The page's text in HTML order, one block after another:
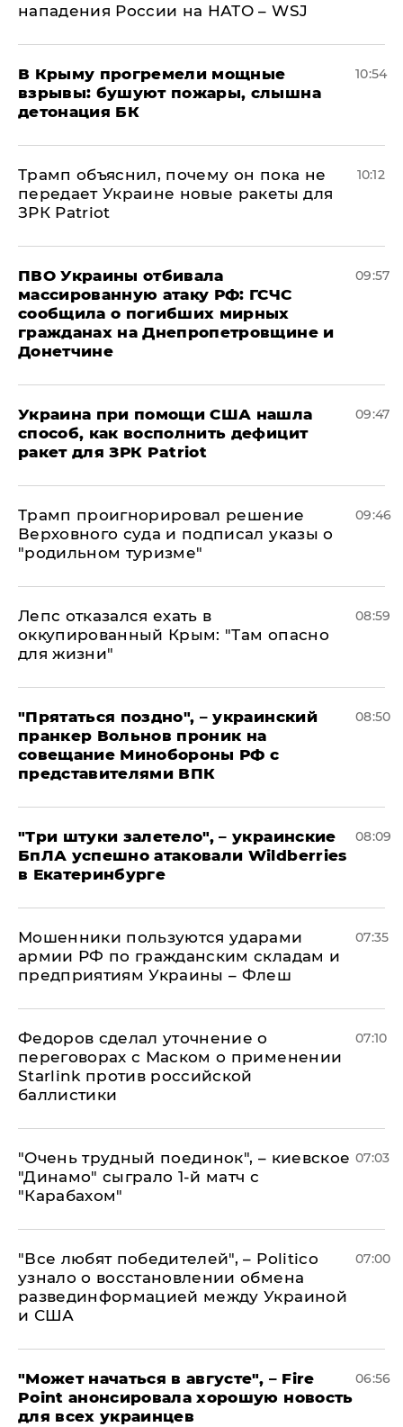
нападения России на НАТО – WSJ
В Крыму прогремели мощные
взрывы: бушуют пожары, слышна
детонация БК
10:54
Трамп объяснил, почему он пока не
передает Украине новые ракеты для
ЗРК Patriot
10:12
ПВО Украины отбивала
массированную атаку РФ: ГСЧС
сообщила о погибших мирных
гражданах на Днепропетровщине и
Донетчине
09:57
Украина при помощи США нашла
способ, как восполнить дефицит
ракет для ЗРК Patriot
09:47
Трамп проигнорировал решение
Верховного суда и подписал указы о
"родильном туризме"
09:46
Лепс отказался ехать в
оккупированный Крым: "Там опасно
для жизни"
08:59
"Прятаться поздно", – украинский
пранкер Вольнов проник на
совещание Минобороны РФ с
представителями ВПК
08:50
"Три штуки залетело", – украинские
БпЛА успешно атаковали Wildberries
в Екатеринбурге
08:09
Мошенники пользуются ударами
армии РФ по гражданским складам и
предприятиям Украины – Флеш
07:35
Федоров сделал уточнение о
переговорах с Маском о применении
Starlink против российской
баллистики
07:10
"Очень трудный поединок", – киевское
"Динамо" сыграло 1-й матч с
"Карабахом"
07:03
​"Все любят победителей", – Politico
узнало о восстановлении обмена
развединформацией между Украиной
и США
07:00
"Может начаться в августе", – Fire
Point анонсировала хорошую новость
для всех украинцев
06:56